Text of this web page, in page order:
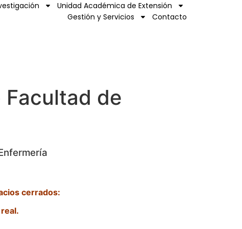
Unidad Académica de Extensión
Gestión y Servicios
Contacto
de
cerrados: